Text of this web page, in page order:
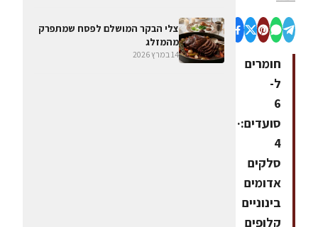
חומרים
ל-
6
סועדים:·
4
סלקים
אדומים
בינוניים
קלופים
צלי הבקר המושלם לפסח שמתפרק
מהמזלג
14 במרץ 2026